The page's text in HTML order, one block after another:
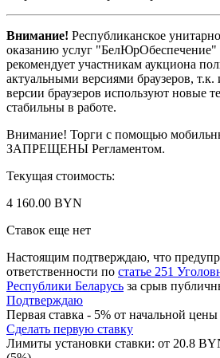
Внимание! Республиканское
оказанию услуг "БелЮрОбеспечение"
рекомендует участникам аукциона
актуальными версиями браузеров,
версии браузеров используют новые
стабильны в работе.
Внимание! Торги с помощью
ЗАПРЕЩЕНЫ Регламентом.
Текущая стоимость:
4 160.00 BYN
Ставок еще нет
Настоящим подтверждаю, что
ответственности по статье 251
Республики Беларусь за срыв
Подтверждаю
Первая ставка - 5% от начальной
Сделать первую ставку
Лимиты установки ставки: от 20.8